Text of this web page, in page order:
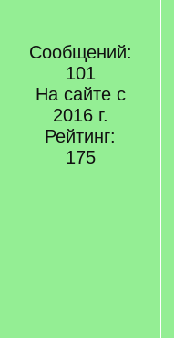
Сообщений:
101
На сайте с
2016 г.
Рейтинг:
175